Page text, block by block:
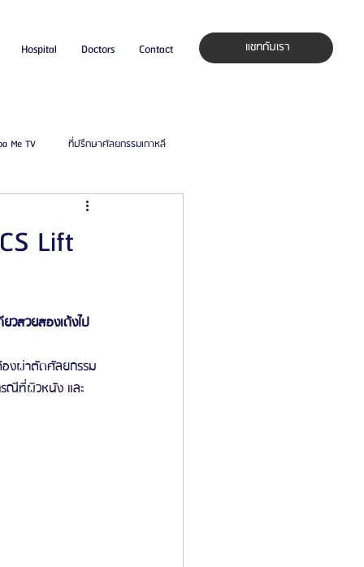
Hospital Doctors Contact แชทกับเรา
Me TV ที่ปรึกษาศัลยกรรมเกาหลี
ศัลยแพทย์ ประเทศเกาหลี
Lift
วสวยสองเด้งไป
องผ่าตัดศัลยกรรม
ณีที่ผิวหนัง และ